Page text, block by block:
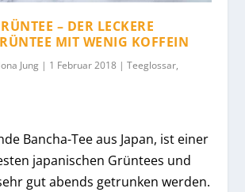
– DER LECKERE
MIT WENIG KOFFEIN
Jung | 1 Februar 2018 |Teeglossar,
Bancha-Tee aus Japan, ist einer
japanischen Grüntees und
gut abends getrunken werden.